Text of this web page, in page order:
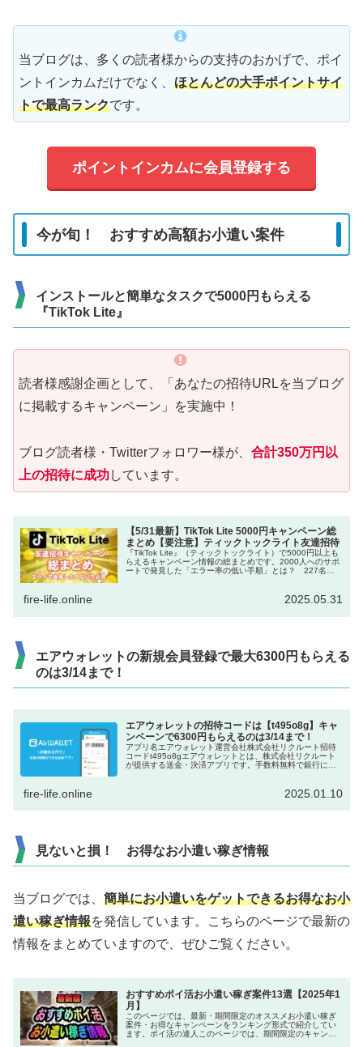
当ブログは、多くの読者様からの支持のおかげで、ポイ
ントインカムだけでなく、 ほとんどの大手ポイントサイ
トで最高ランクです。
ポイントインカムに会員登録する
今が旬！ おすすめ高額お小遣い案件
インストールと簡単なタスクで5000円もらえる
『TikTok Lite』
読者様感謝企画として、「あなたの招待URLを当ブログ
に掲載するキャンペーン」を実施中！
ブログ読者様・Twitterフォロワー様が、 合計350万円以
上の招待に成功しています。
【5/31最新】TikTok Lite 5000円キャンペーン総
まとめ【要注意】ティックトックライト友達招待
『TikTok Lite』（ティックトックライト）で5000円以上も
らえるキャンペーン情報の総まとめです。2000人へのサポ
ートで発見した「エラー率の低い手順」とは？ 227名が
fire-life.online 2025.05.31
エアウォレットの新規会員登録で最大6300円もらえる
のは3/14まで！
エアウォレットの招待コードは【t495o8g】キャ
ンペーンで6300円もらえるのは3/14まで！
アプリ名エアウォレット運営会社株式会社リクルート招待
コードt495o8gエアウォレットとは、株式会社リクルート
が提供する送金・決済アプリです。手数料無料で銀行に入
fire-life.online 2025.01.10
見ないと損！ お得なお小遣い稼ぎ情報
当ブログでは、 簡単にお小遣いをゲットできるお得なお小
遣い稼ぎ情報を発信しています。こちらのページで最新の
情報をまとめていますので、ぜひご覧ください。
おすすめポイ活お小遣い稼ぎ案件13選【2025年1
月】
このページでは、最新・期間限定のオススメお小遣い稼ぎ
案件・お得なキャンペーンをランキング形式で紹介してい
ます。ポイ活の達人このページでは、期間限定のキャンペ